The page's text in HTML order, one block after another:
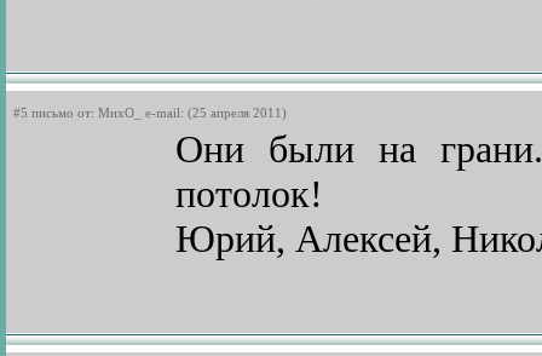
#5 письмо от: МихО_ e-mail: (25 апреля 2011)
Они были на
потолок!
Юрий, Алексей,